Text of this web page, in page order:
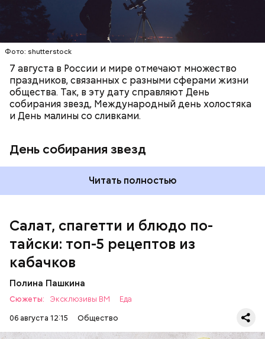
Фото: shutterstock
7 августа в России и мире отмечают множество
праздников, связанных с разными сферами жизни
общества. Так, в эту дату справляют День
собирания звезд, Международный день холостяка
и День малины со сливками.
День собирания звезд
Читать полностью
Салат, спагетти и блюдо по-
тайски: топ-5 рецептов из
кабачков
Полина Пашкина
Сюжеты: Эксклюзивы ВМ
Еда
06 августа 12:15
Общество
кабачок;
петрушка;
оливковое масло;